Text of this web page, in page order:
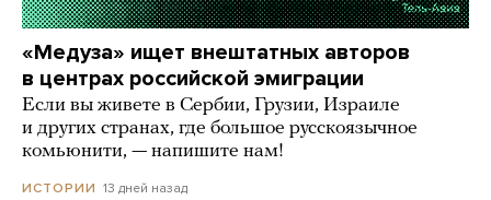
«Медуза» ищет внештатных авторов
в центрах российской эмиграции
Если вы живете в Сербии, Грузии, Израиле
и других странах, где большое русскоязычное
комьюнити, — напишите нам!
ИСТОРИИ 13 дней назад